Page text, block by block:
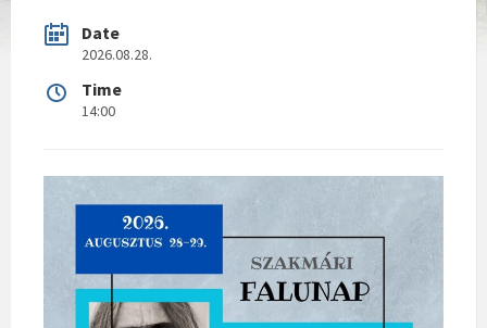
Date
2026.08.28.
Time
14:00